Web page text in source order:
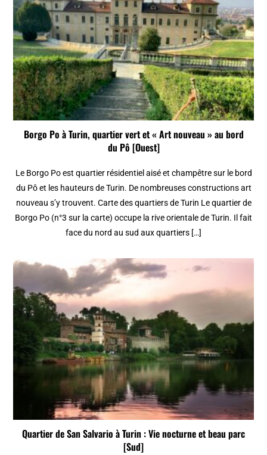
Borgo Po à Turin, quartier vert et « Art nouveau » au bord
du Pô [Ouest]
Le Borgo Po est quartier résidentiel aisé et champêtre sur le bord
du Pô et les hauteurs de Turin. De nombreuses constructions art
nouveau s’y trouvent. Carte des quartiers de Turin Le quartier de
Borgo Po (n°3 sur la carte) occupe la rive orientale de Turin. Il fait
face du nord au sud aux quartiers […]
Quartier de San Salvario à Turin : Vie nocturne et beau parc
[Sud]